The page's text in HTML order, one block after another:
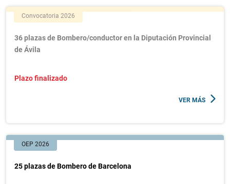
Convocatoria 2026
36 plazas de Bombero/conductor en la Diputación Provincial
de Ávila
Plazo finalizado
VER MÁS
OEP 2026
25 plazas de Bombero de Barcelona